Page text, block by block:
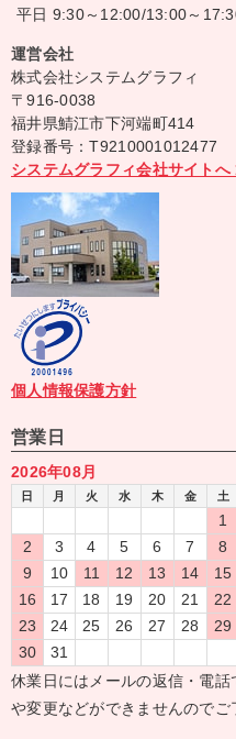
平日 9:30～12:00/13:00～
運営会社
株式会社システムグラフィ
〒916-0038
福井県鯖江市下河端町414
登録番号：T9210001012477
システムグラフィ会社サイト
個人情報保護方針
営業日
2026年08月
日 月 火 水 木 金 土
1
2
3 4 5 6 7
8
9
10 11 12 13 14
15
16
17 18 19 20 21
22
23
24 25 26 27 28
29
30
31
休業日にはメールの返信・電
や変更などができませんのでご